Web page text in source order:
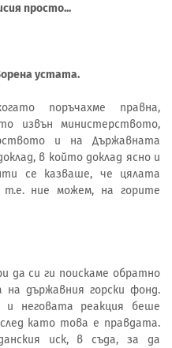
просто...
устата.
поръчахме правна,
извън министерството,
и на Държавната
в който доклад ясно и
се казваше, че цялата
т.е. ние можем, на горите
да си ги поискаме обратно
държавния горски фонд.
и неговата реакция беше
като това е правдата.
иск, в съда, за да